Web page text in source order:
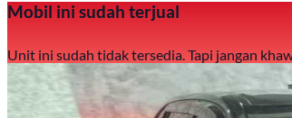
Mobil ini sudah terjual
Unit ini sudah tidak tersedia. Tapi jangan